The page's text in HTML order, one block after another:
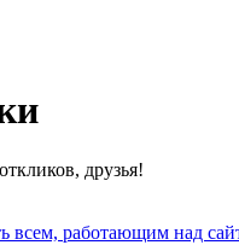
друзья!
всем, работающим над